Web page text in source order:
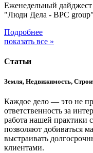
Еженедельный
"Люди Дела - BPC group"
Подробнее
показать все »
Статьи
Земля, Недвижимость,
Каждое дело — это не
ответственность за
работа нашей практики
позволяют добиваться
выстраивать
клиентами.